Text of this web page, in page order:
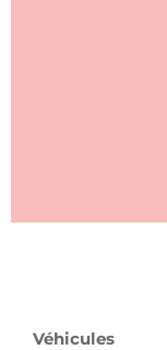
Véhicules